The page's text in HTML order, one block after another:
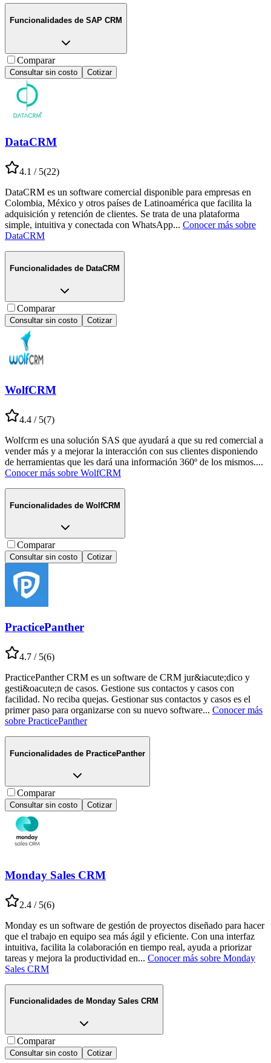
Funcionalidades de SAP CRM
Comparar
Consultar sin costo Cotizar
DataCRM
4.1 / 5(22)
DataCRM es un software comercial disponible para empresas en
Colombia, México y otros países de Latinoamérica que facilita la
adquisición y retención de clientes. Se trata de una plataforma
simple, intuitiva y conectada con WhatsApp... Conocer más sobre
DataCRM
Funcionalidades de DataCRM
Comparar
Consultar sin costo Cotizar
WolfCRM
4.4 / 5(7)
Wolfcrm es una solución SAS que ayudará a que su red comercial a
vender más y a mejorar la interacción con sus clientes disponiendo
de herramientas que les dará una información 360º de los mismos....
Conocer más sobre WolfCRM
Funcionalidades de WolfCRM
Comparar
Consultar sin costo Cotizar
PracticePanther
4.7 / 5(6)
PracticePanther CRM es un software de CRM jur&iacute;dico y
gesti&oacute;n de casos. Gestione sus contactos y casos con
facilidad. No reciba quejas. Gestionar sus contactos y casos es el
primer paso para organizarse con su nuevo software... Conocer más
sobre PracticePanther
Funcionalidades de PracticePanther
Comparar
Consultar sin costo Cotizar
Monday Sales CRM
2.4 / 5(6)
Monday es un software de gestión de proyectos diseñado para hacer
que el trabajo en equipo sea más ágil y eficiente. Con una interfaz
intuitiva, facilita la colaboración en tiempo real, ayuda a priorizar
tareas y mejora la productividad en... Conocer más sobre Monday
Sales CRM
Funcionalidades de Monday Sales CRM
Comparar
Consultar sin costo Cotizar